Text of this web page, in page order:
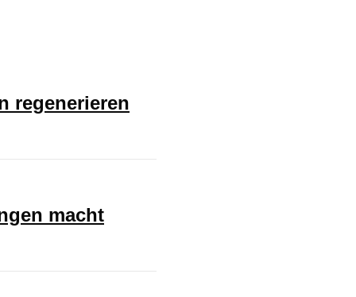
regenerieren
macht